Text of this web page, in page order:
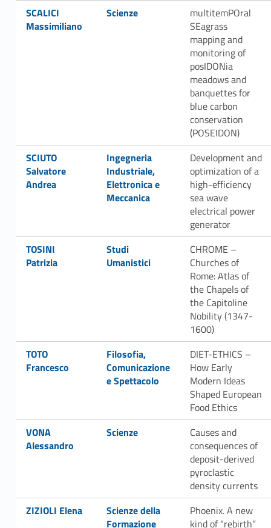
Link identifier #identifier__63123-79
SCALICI
Massimiliano
Link identifier #identifier__144508-80
Scienze
multitemPOral
SEagrass
mapping and
monitoring of
posIDONia
meadows and
banquettes for
blue carbon
conservation
(POSEIDON)
Link identifier #identifier__127147-81
SCIUTO
Salvatore
Andrea
Link identifier #identifier__118406-82
Ingegneria
Industriale,
Elettronica e
Meccanica
Development and
optimization of a
high-efficiency
sea wave
electrical power
generator
Link identifier #identifier__96735-83
TOSINI
Patrizia
Link identifier #identifier__157806-84
Studi
Umanistici
CHROME –
Churches of
Rome: Atlas of
the Chapels of
the Capitoline
Nobility (1347-
1600)
Link identifier #identifier__80508-85
TOTO
Francesco
Link identifier #identifier__74863-86
Filosofia,
Comunicazione
e Spettacolo
DIET-ETHICS –
How Early
Modern Ideas
Shaped European
Food Ethics
Link identifier #identifier__43882-87
VONA
Alessandro
Link identifier #identifier__110954-88
Scienze
Causes and
consequences of
deposit-derived
pyroclastic
density currents
Link identifier #identifier__161675-89
ZIZIOLI Elena Link identifier #identifier__17825-90
Scienze della
Formazione
Phoenix. A new
kind of “rebirth”